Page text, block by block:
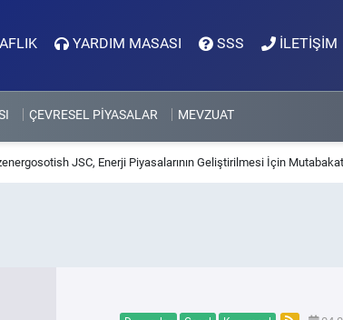
YARDIM MASASI SSS İLETİŞİM
ÇEVRESEL PİYASALAR MEVZUAT
JSC, Enerji Piyasalarının Geliştirilmesi İçin